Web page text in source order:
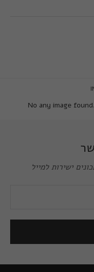
No any image
ישירות למייל